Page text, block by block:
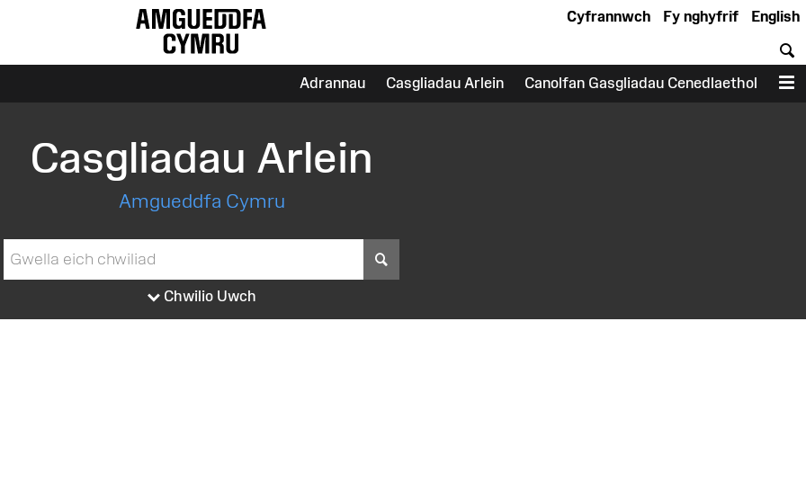
English
Fy nghyfrif
Cyfrannwch
Adrannau Casgliadau Arlein Canolfan Gasgliadau Cenedlaethol
Casgliadau Arlein
Amgueddfa Cymru
Chwilio Uwch